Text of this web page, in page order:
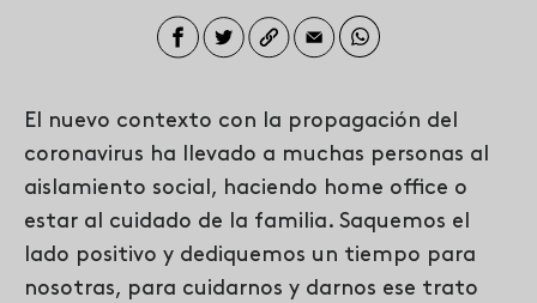
El nuevo contexto con la propagación del
coronavirus ha llevado a muchas personas al
aislamiento social, haciendo home office o
estar al cuidado de la familia. Saquemos el
lado positivo y dediquemos un tiempo para
nosotras, para cuidarnos y darnos ese trato